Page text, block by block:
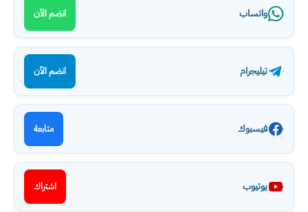
واتساب انضم الآن
تيليجرام انضم الآن
فيسبوك متابعة
يوتيوب اشتراك